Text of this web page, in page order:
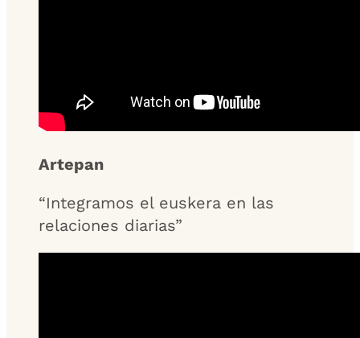
Artepan
“Integramos el euskera en las
relaciones diarias”